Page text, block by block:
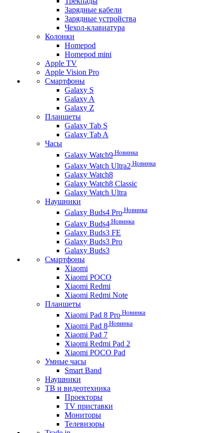
Зарядные кабели
Зарядные устройства
Чехол-клавиатура
Колонки
Homepod
Homepod mini
Apple TV
Apple Vision Pro
Смартфоны
Galaxy S
Galaxy A
Galaxy Z
Планшеты
Galaxy Tab S
Galaxy Tab A
Часы
Galaxy Watch9 Новинка
Galaxy Watch Ultra2 Новинка
Galaxy Watch8
Galaxy Watch8 Classic
Galaxy Watch Ultra
Наушники
Galaxy Buds4 Pro Новинка
Galaxy Buds4 Новинка
Galaxy Buds3 FE
Galaxy Buds3 Pro
Galaxy Buds3
Смартфоны
Xiaomi
Xiaomi POCO
Xiaomi Redmi
Xiaomi Redmi Note
Планшеты
Xiaomi Pad 8 Pro Новинка
Xiaomi Pad 8 Новинка
Xiaomi Pad 7
Xiaomi Redmi Pad 2
Xiaomi POCO Pad
Умные часы
Smart Band
Наушники
ТВ и видеотехника
Проекторы
TV приставки
Мониторы
Телевизоры